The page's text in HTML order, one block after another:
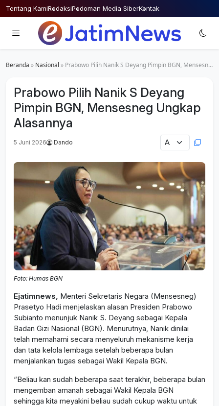
Skip
to
Tentang KamiRedaksiPedoman Media SiberKontak
Beranda » Nasional » Prabowo Pilih Nanik S Deyang Pimpin BGN, Mensesneg Ungkap Alasannya
Prabowo Pilih Nanik S Deyang
Pimpin BGN, Mensesneg Ungkap
Alasannya
5 Juni 2026 Dando
Foto: Humas BGN
Ejatimnews, Menteri Sekretaris Negara (Mensesneg)
Prasetyo Hadi menjelaskan alasan Presiden Prabowo
Subianto menunjuk Nanik S. Deyang sebagai Kepala
Badan Gizi Nasional (BGN). Menurutnya, Nanik dinilai
telah memahami secara menyeluruh mekanisme kerja
dan tata kelola lembaga setelah beberapa bulan
menjalankan tugas sebagai Wakil Kepala BGN.
“Beliau kan sudah beberapa saat terakhir, beberapa bulan
mengemban amanah sebagai Wakil Kepala BGN
sehingga kita meyakini beliau sudah cukup waktu untuk